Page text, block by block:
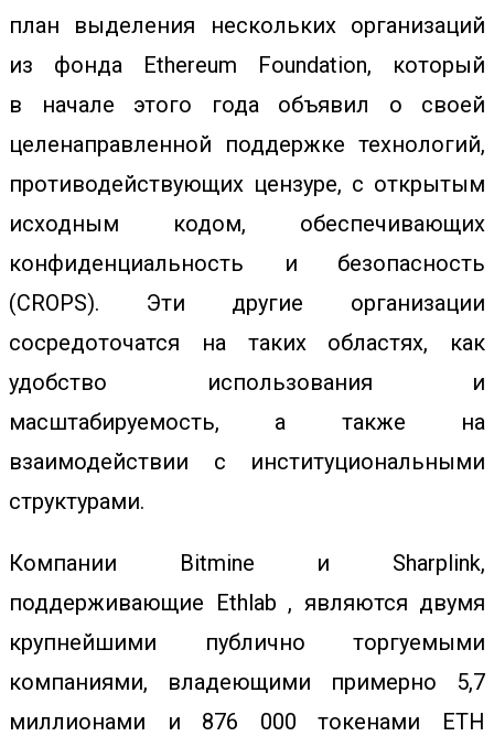
план выделения нескольких организаций
из фонда Ethereum Foundation, который
в начале этого года объявил о своей
целенаправленной поддержке технологий,
противодействующих цензуре, с открытым
исходным кодом, обеспечивающих
конфиденциальность и безопасность
(CROPS). Эти другие организации
сосредоточатся на таких областях, как
удобство использования и
масштабируемость, а также на
взаимодействии с институциональными
структурами.
Компании Bitmine и Sharplink,
поддерживающие Ethlab , являются двумя
крупнейшими публично торгуемыми
компаниями, владеющими примерно 5,7
миллионами и 876 000 токенами ETH